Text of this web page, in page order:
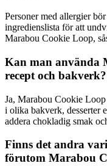
Personer med allergier
ingredienslista för att
Marabou Cookie Loop,
Kan man använda
recept och bakverk?
Ja, Marabou Cookie
i olika bakverk, desserter
addera chokladig smak
Finns det andra
förutom Marabou